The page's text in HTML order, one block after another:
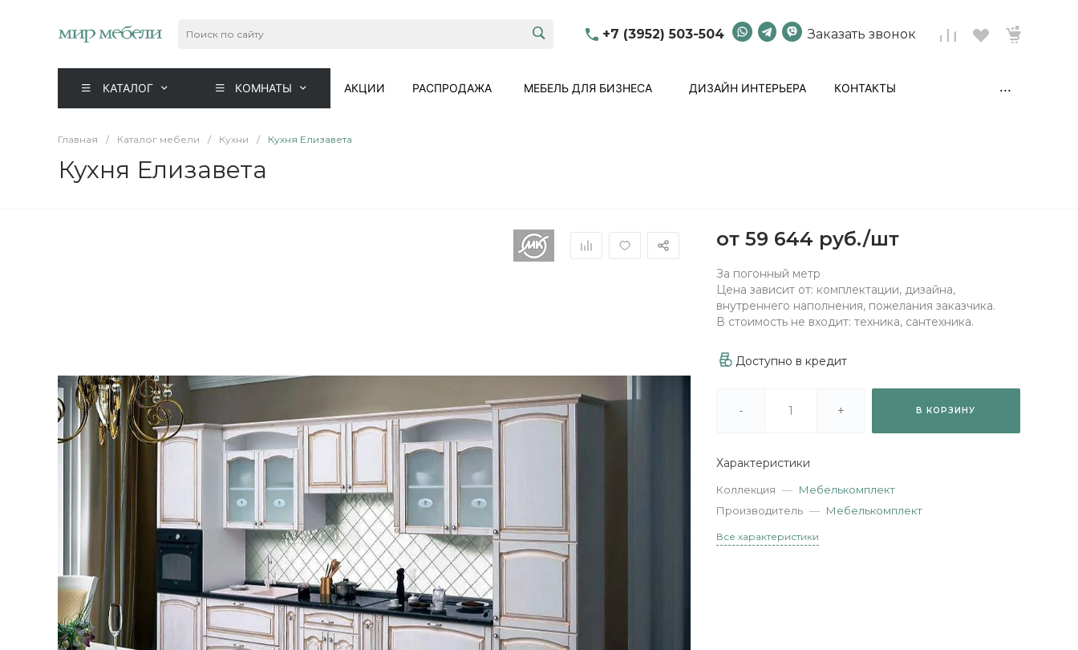
+7 (3952) 503-504 Заказать звонок
КАТАЛОГ КОМНАТЫ АКЦИИ РАСПРОДАЖА МЕБЕЛЬ ДЛЯ БИЗНЕСА ДИЗАЙН ИНТЕРЬЕРА КОНТАКТЫ ...
Главная / Каталог мебели / Кухни / Кухня Елизавета
Кухня Елизавета
от59 644 руб./шт
За погонный метр
Цена зависит от: комплектации, дизайна,
внутреннего наполнения, пожелания заказчика.
В стоимость не входит: техника, сантехника.
Доступно в кредит
- + В КОРЗИНУ
Характеристики
Коллекция — Мебелькомплект
Производитель — Мебелькомплект
Все характеристики